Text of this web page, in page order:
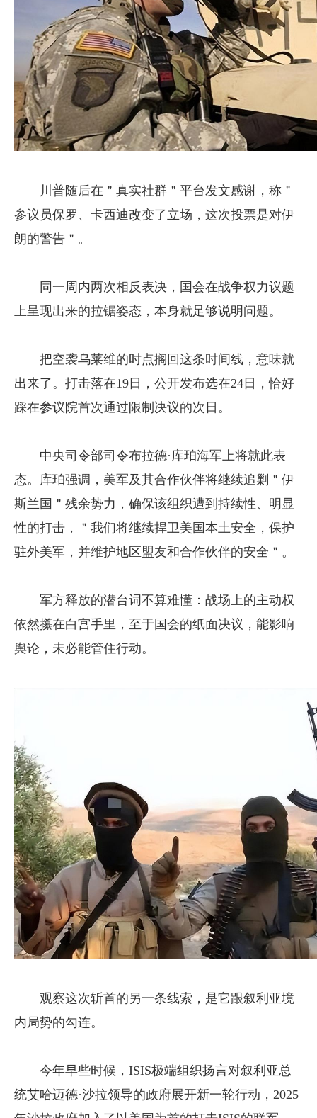
川普随后在＂真实社群＂平台发文感谢，称＂
参议员保罗、卡西迪改变了立场，这次投票是对伊
朗的警告＂。
同一周内两次相反表决，国会在战争权力议题
上呈现出来的拉锯姿态，本身就足够说明问题。
把空袭乌莱维的时点搁回这条时间线，意味就
出来了。打击落在19日，公开发布选在24日，恰好
踩在参议院首次通过限制决议的次日。
中央司令部司令布拉德·库珀海军上将就此表
态。库珀强调，美军及其合作伙伴将继续追剿＂伊
斯兰国＂残余势力，确保该组织遭到持续性、明显
性的打击，＂我们将继续捍卫美国本土安全，保护
驻外美军，并维护地区盟友和合作伙伴的安全＂。
军方释放的潜台词不算难懂：战场上的主动权
依然攥在白宫手里，至于国会的纸面决议，能影响
舆论，未必能管住行动。
观察这次斩首的另一条线索，是它跟叙利亚境
内局势的勾连。
今年早些时候，ISIS极端组织扬言对叙利亚总
统艾哈迈德·沙拉领导的政府展开新一轮行动，2025